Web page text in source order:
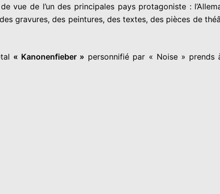
vue de l’un des principales pays protagoniste :
gravures, des peintures, des textes, des pièces de
« Kanonenfieber » personnifié par « Noise »